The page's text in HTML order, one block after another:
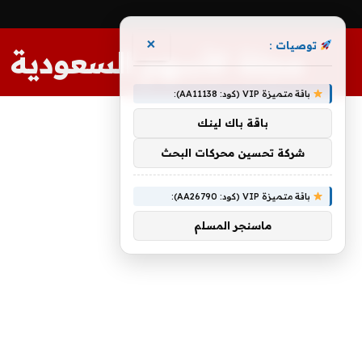
مجلة الأسهم السعودية
توصيات : ×
باقة متميزة VIP (كود: AA11138):
باقة باك لينك
شركة تحسين محركات البحث
باقة متميزة VIP (كود: AA26790):
ماسنجر المسلم